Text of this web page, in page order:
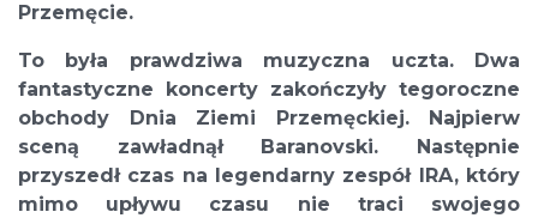
Przemęcie.
To była prawdziwa muzyczna uczta. Dwa
fantastyczne koncerty zakończyły tegoroczne
obchody Dnia Ziemi Przemęckiej. Najpierw
sceną zawładnął Baranovski. Następnie
przyszedł czas na legendarny zespół IRA, który
mimo upływu czasu nie traci swojego